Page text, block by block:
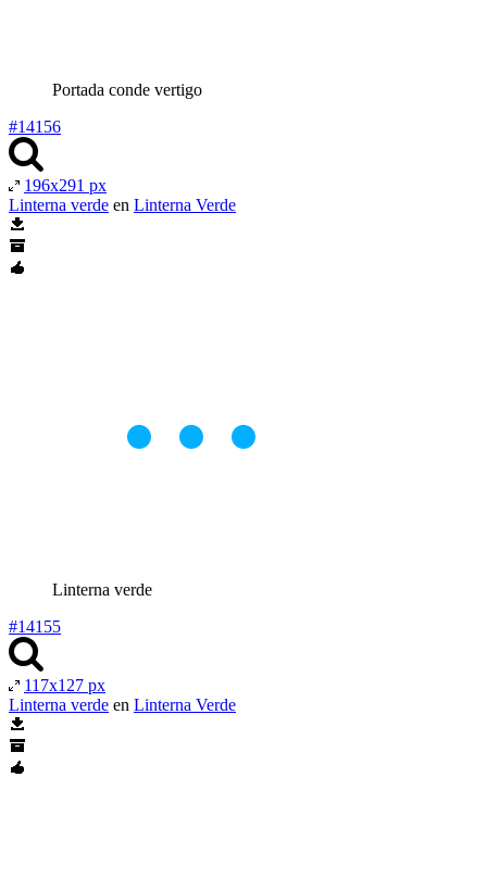
Portada conde vertigo
#14156
196x291 px
Linterna verde en Linterna Verde
Linterna verde
#14155
117x127 px
Linterna verde en Linterna Verde